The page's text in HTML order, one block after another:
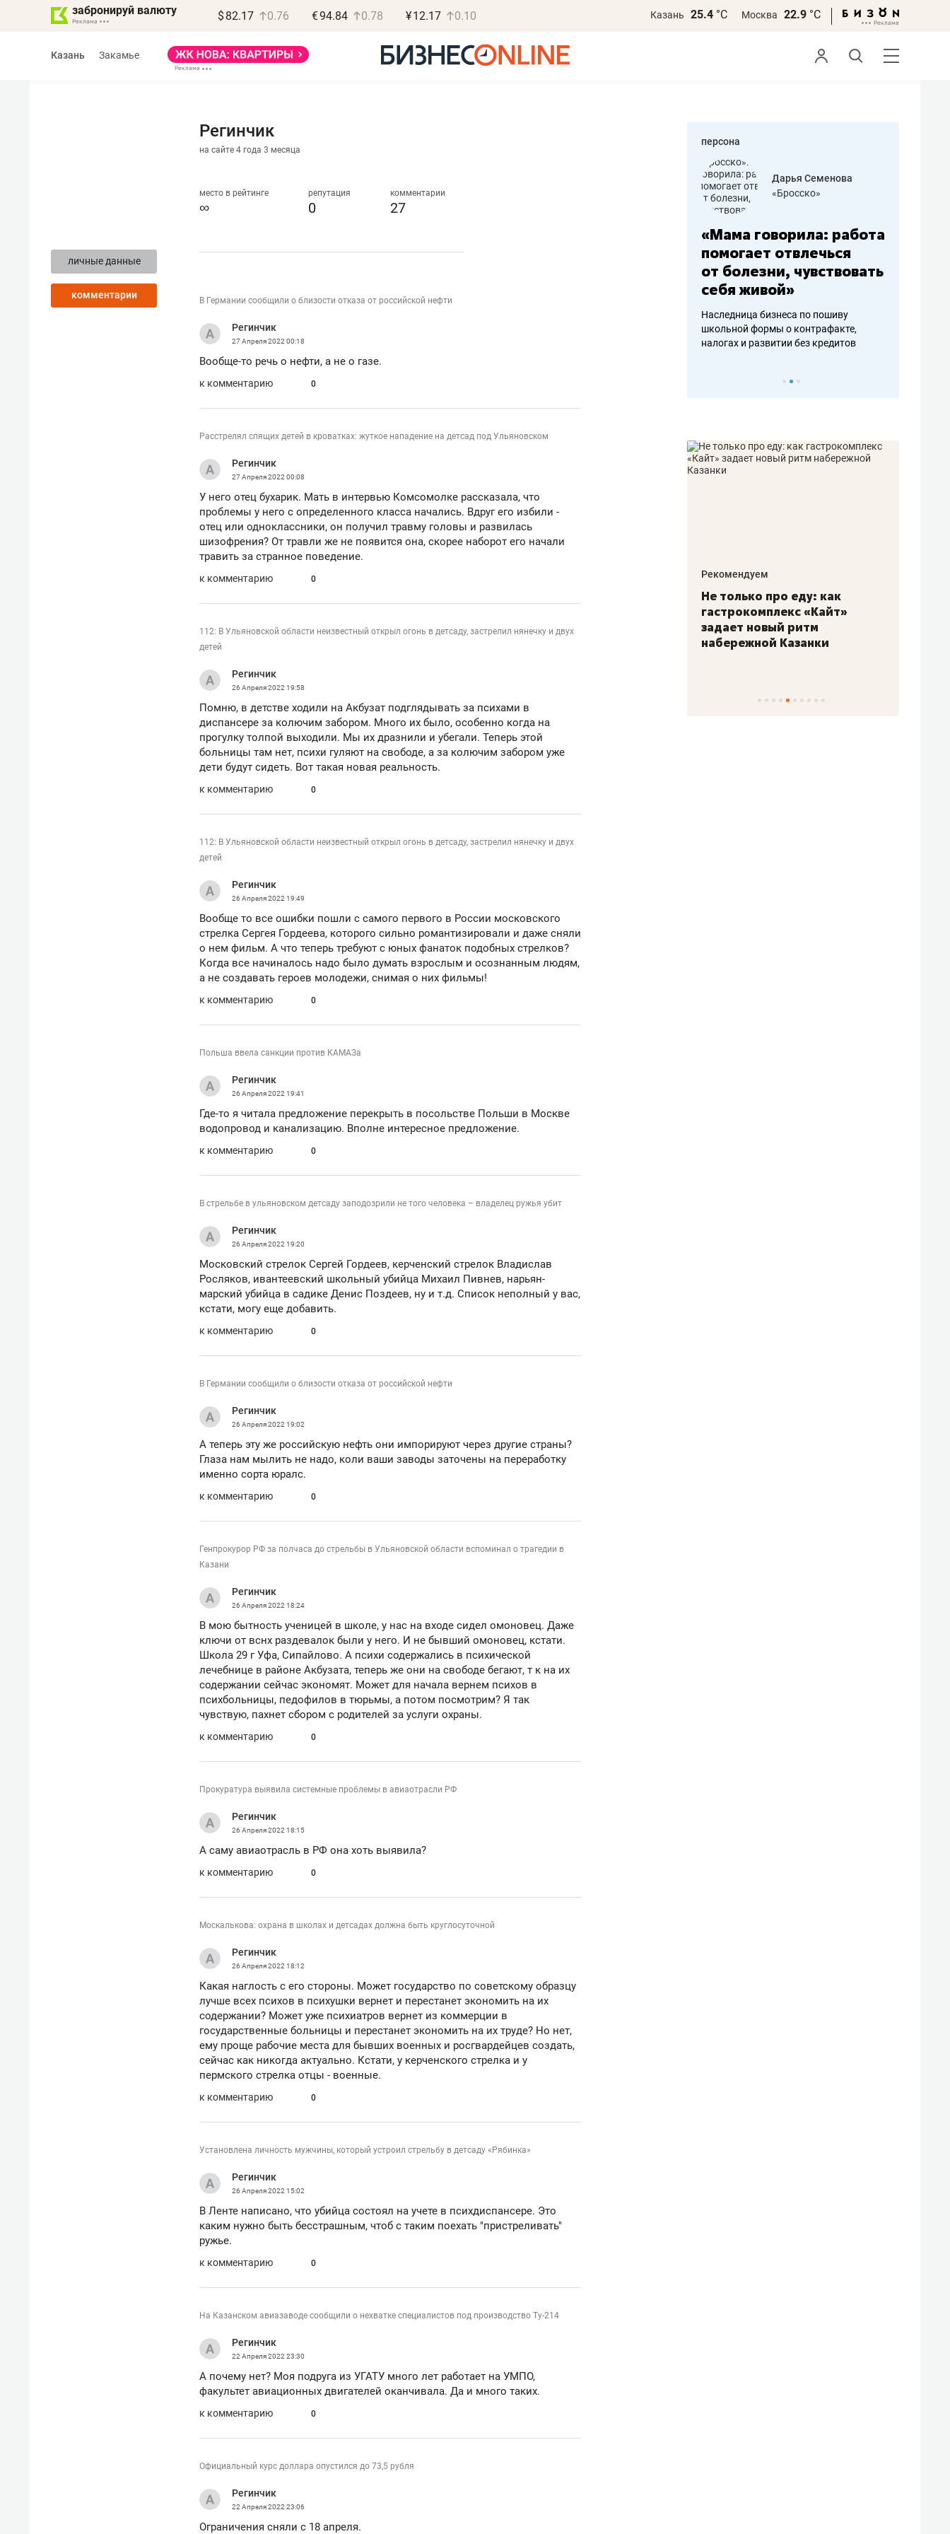
забронируй валюту $ 82.17 0.76 €94.84 0.78 ¥12.17 0.10 Казань 25.4 °С Москва 22.9 °С
Казань Закамье
личные данные
комментарии
Регинчик
на сайте 4 года 3 месяца
место в рейтинге
∞
репутация
0
комментарии
27
В Германии сообщили о близости отказа от российской нефти
Регинчик
27 Апреля 2022 00:18
Вообще-то речь о нефти, а не о газе.
к комментарию 0
Расстрелял спящих детей в кроватках: жуткое нападение на детсад под Ульяновском
Регинчик
27 Апреля 2022 00:08
У него отец бухарик. Мать в интервью Комсомолке рассказала, что
проблемы у него с определенного класса начались. Вдруг его избили -
отец или одноклассники, он получил травму головы и развилась
шизофрения? От травли же не появится она, скорее наборот его начали
травить за странное поведение.
к комментарию 0
112: В Ульяновской области неизвестный открыл огонь в детсаду, застрелил нянечку и двух
детей
Регинчик
26 Апреля 2022 19:58
Помню, в детстве ходили на Акбузат подглядывать за психами в
диспансере за колючим забором. Много их было, особенно когда на
прогулку толпой выходили. Мы их дразнили и убегали. Теперь этой
больницы там нет, психи гуляют на свободе, а за колючим забором уже
дети будут сидеть. Вот такая новая реальность.
к комментарию 0
112: В Ульяновской области неизвестный открыл огонь в детсаду, застрелил нянечку и двух
детей
Регинчик
26 Апреля 2022 19:49
Вообще то все ошибки пошли с самого первого в России московского
стрелка Сергея Гордеева, которого сильно романтизировали и даже сняли
о нем фильм. А что теперь требуют с юных фанаток подобных стрелков?
Когда все начиналось надо было думать взрослым и осознанным людям,
а не создавать героев молодежи, снимая о них фильмы!
к комментарию 0
Польша ввела санкции против КАМАЗа
Регинчик
26 Апреля 2022 19:41
Где-то я читала предложение перекрыть в посольстве Польши в Москве
водопровод и канализацию. Вполне интересное предложение.
к комментарию 0
В стрельбе в ульяновском детсаду заподозрили не того человека – владелец ружья убит
Регинчик
26 Апреля 2022 19:20
Московский стрелок Сергей Гордеев, керченский стрелок Владислав
Росляков, ивантеевский школьный убийца Михаил Пивнев, нарьян-
марский убийца в садике Денис Поздеев, ну и т.д. Список неполный у вас,
кстати, могу еще добавить.
к комментарию 0
В Германии сообщили о близости отказа от российской нефти
Регинчик
26 Апреля 2022 19:02
А теперь эту же российскую нефть они импорируют через другие страны?
Глаза нам мылить не надо, коли ваши заводы заточены на переработку
именно сорта юралс.
к комментарию 0
Генпрокурор РФ за полчаса до стрельбы в Ульяновской области вспоминал о трагедии в
Казани
Регинчик
26 Апреля 2022 18:24
В мою бытность ученицей в школе, у нас на входе сидел омоновец. Даже
ключи от вснх раздевалок были у него. И не бывший омоновец, кстати.
Школа 29 г Уфа, Сипайлово. А психи содержались в психической
лечебнице в районе Акбузата, теперь же они на свободе бегают, т к на их
содержании сейчас экономят. Может для начала вернем психов в
психбольницы, педофилов в тюрьмы, а потом посмотрим? Я так
чувствую, пахнет сбором с родителей за услуги охраны.
к комментарию 0
Прокуратура выявила системные проблемы в авиаотрасли РФ
Регинчик
26 Апреля 2022 18:15
А саму авиаотрасль в РФ она хоть выявила?
к комментарию 0
Москалькова: охрана в школах и детсадах должна быть круглосуточной
Регинчик
26 Апреля 2022 18:12
Какая наглость с его стороны. Может государство по советскому образцу
лучше всех психов в психушки вернет и перестанет экономить на их
содержании? Может уже психиатров вернет из коммерции в
государственные больницы и перестанет экономить на их труде? Но нет,
ему проще рабочие места для бывших военных и росгвардейцев создать,
сейчас как никогда актуально. Кстати, у керченского стрелка и у
пермского стрелка отцы - военные.
к комментарию 0
Установлена личность мужчины, который устроил стрельбу в детсаду «Рябинка»
Регинчик
26 Апреля 2022 15:02
В Ленте написано, что убийца состоял на учете в психдиспансере. Это
каким нужно быть бесстрашным, чтоб с таким поехать "пристреливать"
ружье.
к комментарию 0
На Казанском авиазаводе сообщили о нехватке специалистов под производство Ту-214
Регинчик
22 Апреля 2022 23:30
А почему нет? Моя подруга из УГАТУ много лет работает на УМПО,
факультет авиационных двигателей оканчивала. Да и много таких.
к комментарию 0
Официальный курс доллара опустился до 73,5 рубля
Регинчик
22 Апреля 2022 23:06
Ограничения сняли с 18 апреля.
персона
МАРТ
правил, бизнес может
Дарья Семенова
«Бросско»
«Мама говорила: работа
помогает отвлечься
от болезни, чувствовать
себя живой»
Наследница бизнеса по пошиву
школьной формы о контрафакте,
налогах и развитии без кредитов
с ментальным и физическим
состоянием как основа
Рекомендуем
в Менделеевске прошла
лечит подземные артерии
Рекомендуем
Не только про еду: как
гастрокомплекс «Кайт»
задает новый ритм
набережной Казанки